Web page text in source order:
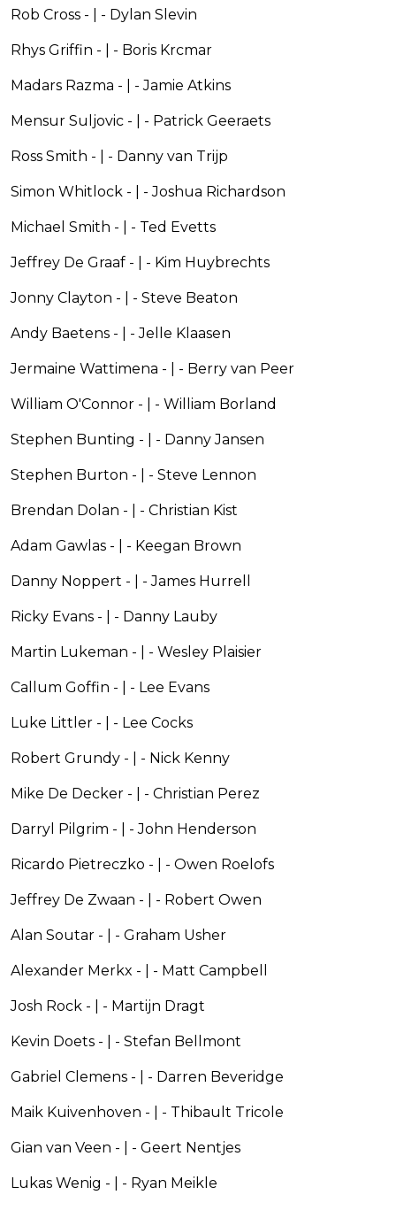
Rob Cross - | - Dylan Slevin
Rhys Griffin - | - Boris Krcmar
Madars Razma - | - Jamie Atkins
Mensur Suljovic - | - Patrick Geeraets
Ross Smith - | - Danny van Trijp
Simon Whitlock - | - Joshua Richardson
Michael Smith - | - Ted Evetts
Jeffrey De Graaf - | - Kim Huybrechts
Jonny Clayton - | - Steve Beaton
Andy Baetens - | - Jelle Klaasen
Jermaine Wattimena - | - Berry van Peer
William O'Connor - | - William Borland
Stephen Bunting - | - Danny Jansen
Stephen Burton - | - Steve Lennon
Brendan Dolan - | - Christian Kist
Adam Gawlas - | - Keegan Brown
Danny Noppert - | - James Hurrell
Ricky Evans - | - Danny Lauby
Martin Lukeman - | - Wesley Plaisier
Callum Goffin - | - Lee Evans
Luke Littler - | - Lee Cocks
Robert Grundy - | - Nick Kenny
Mike De Decker - | - Christian Perez
Darryl Pilgrim - | - John Henderson
Ricardo Pietreczko - | - Owen Roelofs
Jeffrey De Zwaan - | - Robert Owen
Alan Soutar - | - Graham Usher
Alexander Merkx - | - Matt Campbell
Josh Rock - | - Martijn Dragt
Kevin Doets - | - Stefan Bellmont
Gabriel Clemens - | - Darren Beveridge
Maik Kuivenhoven - | - Thibault Tricole
Gian van Veen - | - Geert Nentjes
Lukas Wenig - | - Ryan Meikle